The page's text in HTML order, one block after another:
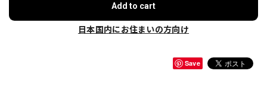
Add to cart
日本国内にお住まいの方向け
Save